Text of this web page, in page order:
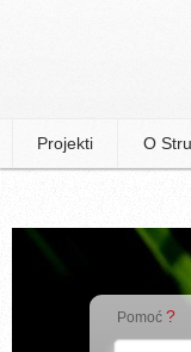
Projekti O
Pomoć ?